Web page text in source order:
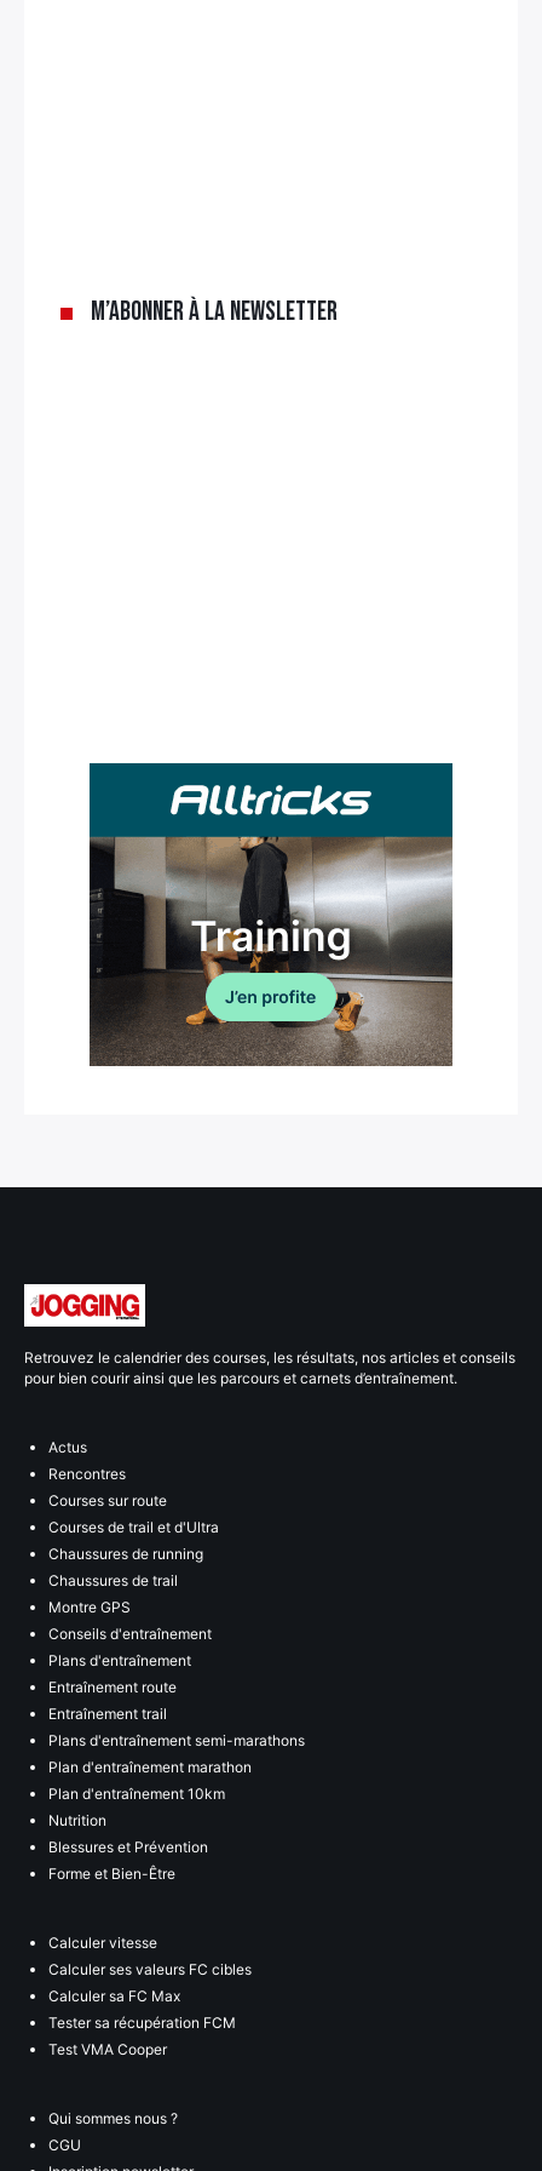
M’abonner à la newsletter
Retrouvez le calendrier des courses, les résultats, nos articles et conseils
pour bien courir ainsi que les parcours et carnets d’entraînement.
Actus
Rencontres
Courses sur route
Courses de trail et d'Ultra
Chaussures de running
Chaussures de trail
Montre GPS
Conseils d'entraînement
Plans d'entraînement
Entraînement route
Entraînement trail
Plans d'entraînement semi-marathons
Plan d'entraînement marathon
Plan d'entraînement 10km
Nutrition
Blessures et Prévention
Forme et Bien-Être
Calculer vitesse
Calculer ses valeurs FC cibles
Calculer sa FC Max
Tester sa récupération FCM
Test VMA Cooper
Qui sommes nous ?
CGU